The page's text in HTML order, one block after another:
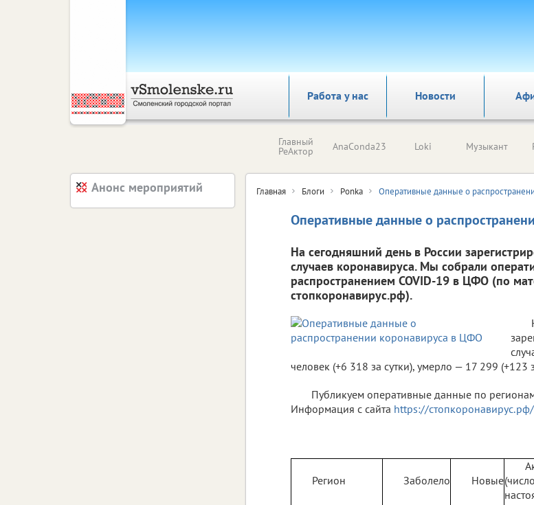
Работа у нас Новости
Главный
РеАктор AnaConda23 Loki Музыкант
Главная Блоги Ponka Оперативные данные о
Оперативные данные о
На сегодняшний день в России
случаев коронавируса. Мы собрали
распространением COVID-19 в ЦФО (по
стопкоронавирус.рф).
человек (+6 318 за сутки), умерло — 17 299 (+123
Публикуем оперативные данные по
Информация с сайта https://
Регион Заболело Новые
Анонс мероприятий